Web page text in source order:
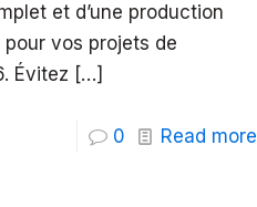
et d’une production
vos projets de
Évitez […]
0 Read more-